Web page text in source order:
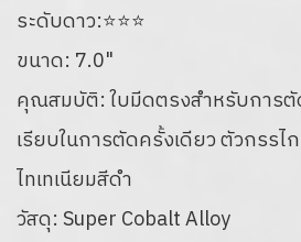
ระดับดาว:⭐⭐⭐
ขนาด: 7.0"
คุณสมบัติ: ใบมีดตรงสำหรับการ
เรียบในการตัดครั้งเดียว ตัวกรรไ
ไทเทเนียมสีดำ
วัสดุ: Super Cobalt Alloy